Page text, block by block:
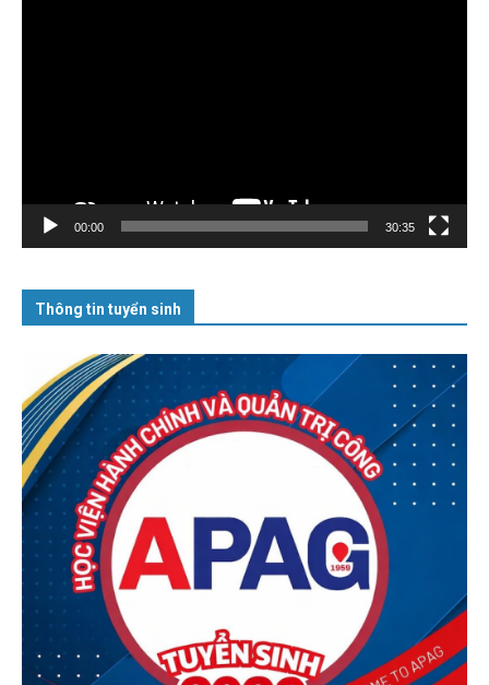
00:00 30:35
Thông tin tuyển sinh